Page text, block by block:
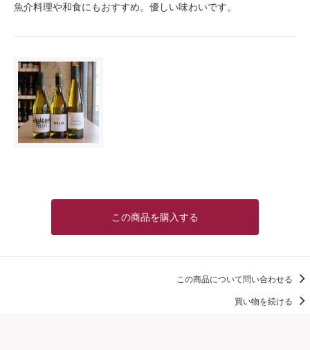
魚介料理や和食にもおすすめ。優しい味わいです。
この商品を購入する
この商品について問い合わせる
買い物を続ける